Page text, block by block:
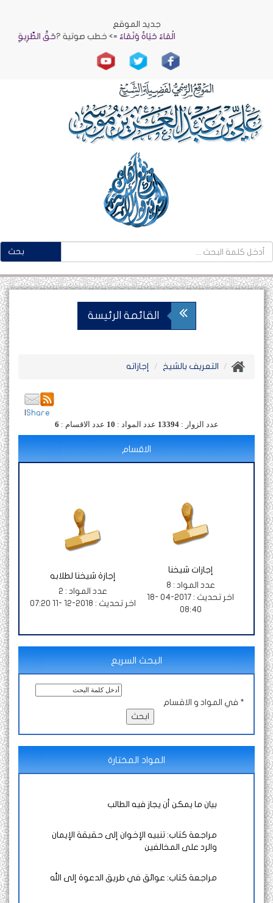
جديد الموقع
حَقُّ الطَّرِيقِ=> الْمَاءُ حَيَاةٌ وَنَمَاءٌ=> خطب صوتية ?
بحث
القائمة الرئيسة
التعريف بالشيخ إجازاته
Share
عدد الزوار :13394 عدد المواد : 10 عدد الاقسام : 6
الاقسام
إجازات شيخنا
عدد المواد : 8
اخر تحديث :
2017-04 -18
08:40
إجازة شيخنا لطلابه
عدد المواد : 2
اخر تحديث : 2018-12 -11 07:20
البحث السريع
في المواد و الاقسام *
المواد المختارة
بيان ما يمكن أن يجاز فيه الطالب
مراجعة كتاب: تنبيه الإخوان إلى حقيقة الإيمان
والرد على المخالفين
مراجعة كتاب: عوائق في طريق الدعوة إلى الله